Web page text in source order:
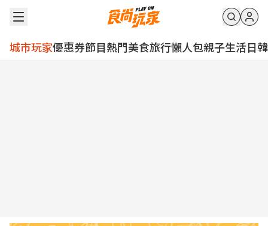
城市玩家優惠券節目熱門美食旅行懶人包親子生活日韓